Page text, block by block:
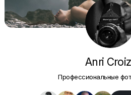
Anri
Профессиональные